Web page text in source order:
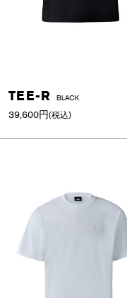
TEE-R BLACK
39,600円(税込)